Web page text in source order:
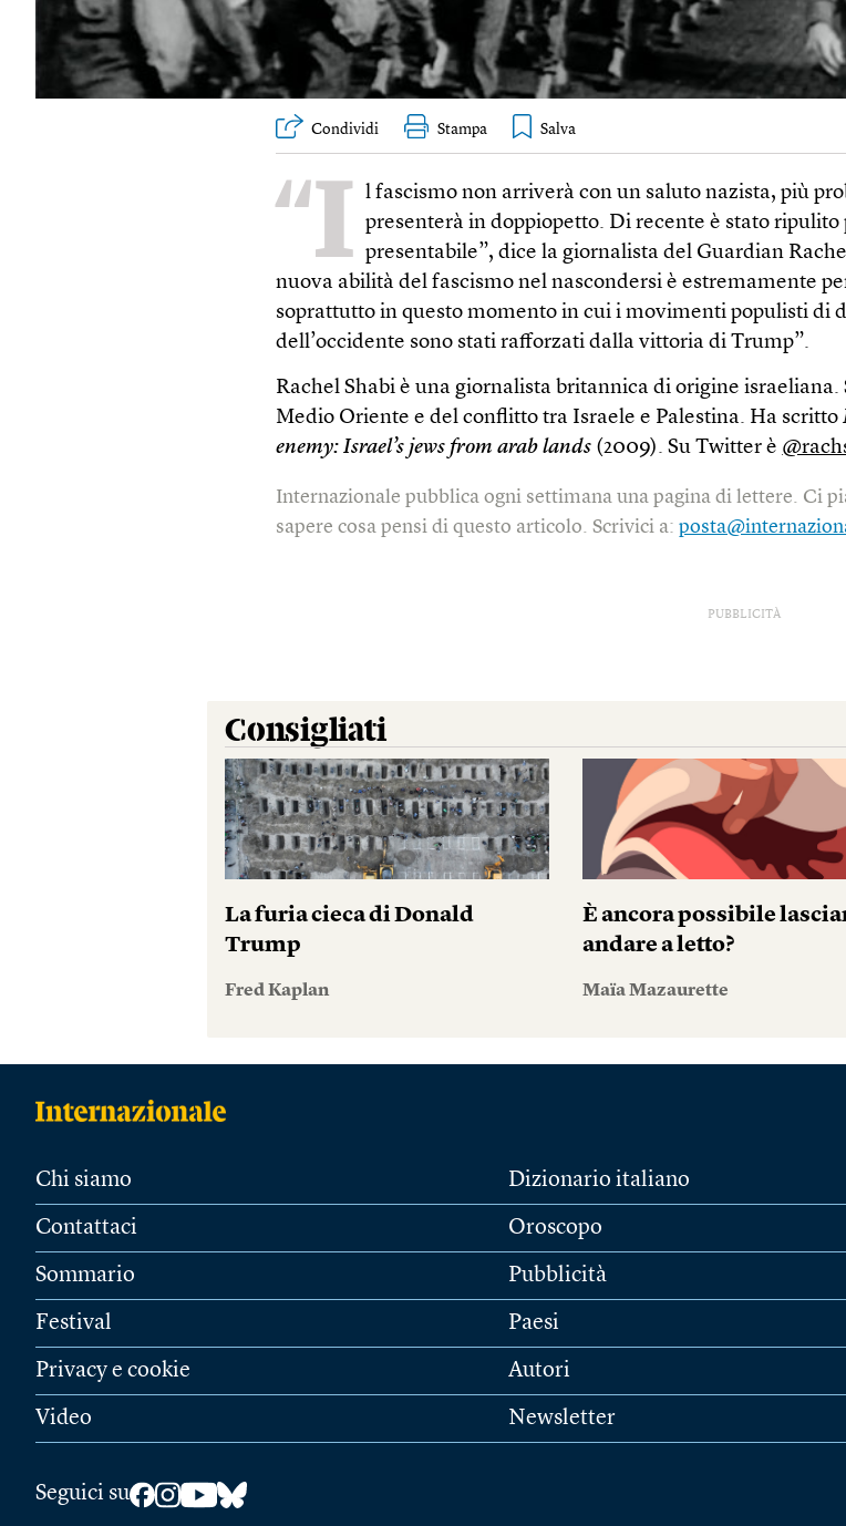
Condividi Stampa
“I l fascismo non arriverà con un saluto nazista, più
presenterà in doppiopetto. Di recente è stato ripulito
presentabile”, dice la giornalista del Guardian
nuova abilità del fascismo nel nascondersi è estremamente
soprattutto in questo momento in cui i movimenti populisti di
dell’occidente sono stati rafforzati dalla vittoria di Trump”.
Rachel Shabi è una giornalista britannica di origine israeliana.
Medio Oriente e del conflitto tra Israele e Palestina. Ha scritto
enemy: Israel’s jews from arab lands (2009). Su Twitter è
Internazionale pubblica ogni settimana una pagina di lettere. Ci
sapere cosa pensi di questo articolo. Scrivici a:
PUBBLICITÀ
Consigliati
La furia cieca di Donald
Trump
Fred Kaplan
È ancora possibile
andare a letto?
Maïa Mazaurette
Chi siamo
Contattaci
Sommario
Festival
Privacy e cookie
Video
Dizionario italiano
Oroscopo
Pubblicità
Paesi
Autori
Newsletter
Seguici su